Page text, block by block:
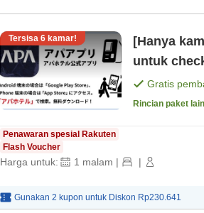
Tersisa 6 kamar!
[Hanya
untuk
Gratis
Rincian paket
Penawaran spesial Rakuten
Flash Voucher
Harga untuk: 1 malam | |
Gunakan 2 kupon untuk Diskon Rp230.641